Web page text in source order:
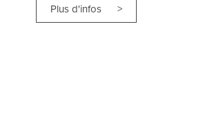
Plus d'infos >